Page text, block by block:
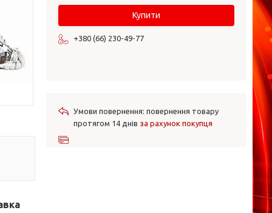
Купити
+380 (66) 230-49-77
повернення товару
протягом 14 днів за рахунок покупця